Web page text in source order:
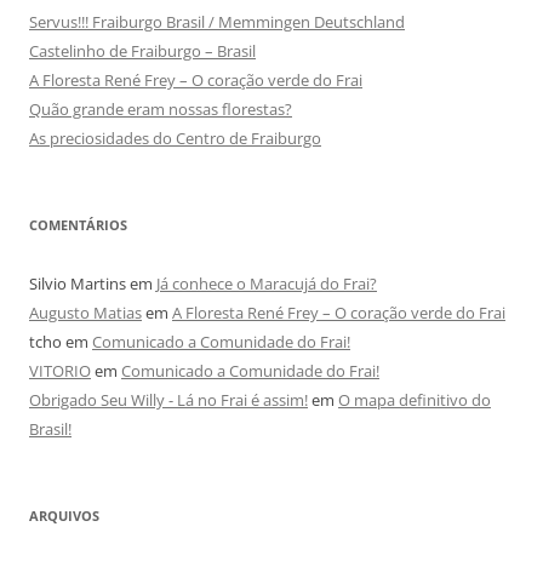
Servus!!! Fraiburgo Brasil / Memmingen Deutschland
Castelinho de Fraiburgo – Brasil
A Floresta René Frey – O coração verde do Frai
Quão grande eram nossas florestas?
As preciosidades do Centro de Fraiburgo
COMENTÁRIOS
Silvio Martinsem Já conhece o Maracujá do Frai?
Augusto Matiasem A Floresta René Frey – O coração verde do Frai
tcho em Comunicado a Comunidade do Frai!
VITORIOem Comunicado a Comunidade do Frai!
Obrigado Seu Willy - Lá no Frai é assim!em O mapa definitivo do
Brasil!
ARQUIVOS